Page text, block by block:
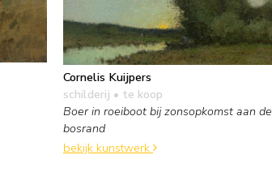
Cornelis Kuijpers
schilderij • te koop
Boer in roeiboot bij zonsopkomst aan de
bosrand
bekijk kunstwerk